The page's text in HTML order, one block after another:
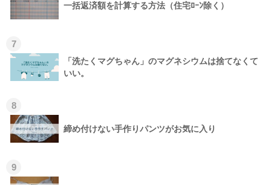
一括返済額を計算する方法（住宅ﾛｰﾝ除く）
7
「洗たくマグちゃん」のマグネシウムは捨てなくて
いい。
8
締め付けない手作りパンツがお気に入り
9